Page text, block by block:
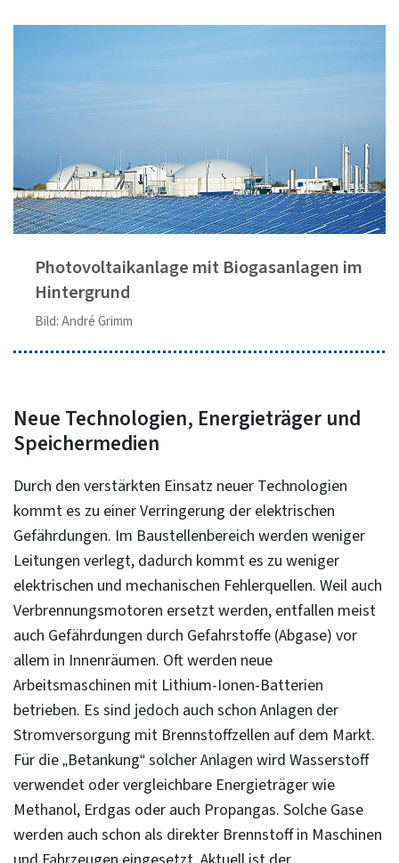
Photovoltaikanlage mit Biogasanlagen im
Hintergrund
Bild: André Grimm
Neue Technologien, Energieträger und
Speichermedien
Durch den verstärkten Einsatz neuer Technologien
kommt es zu einer Verringerung der elektrischen
Gefährdungen. Im Baustellenbereich werden weniger
Leitungen verlegt, dadurch kommt es zu weniger
elektrischen und mechanischen Fehlerquellen. Weil auch
Verbrennungsmotoren ersetzt werden, entfallen meist
auch Gefährdungen durch Gefahrstoffe (Abgase) vor
allem in Innenräumen. Oft werden neue
Arbeitsmaschinen mit Lithium-Ionen-Batterien
betrieben. Es sind jedoch auch schon Anlagen der
Stromversorgung mit Brennstoffzellen auf dem Markt.
Für die „Betankung“ solcher Anlagen wird Wasserstoff
verwendet oder vergleichbare Energieträger wie
Methanol, Erdgas oder auch Propangas. Solche Gase
werden auch schon als direkter Brennstoff in Maschinen